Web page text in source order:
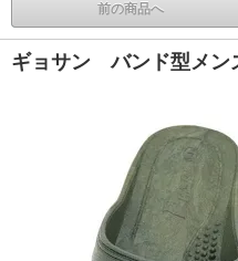
前の商品へ
ギョサン バンド型メ